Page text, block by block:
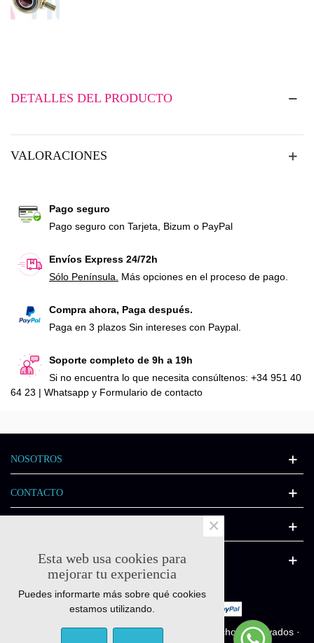
DETALLES DEL PRODUCTO
VALORACIONES
Pago seguro
Pago seguro con Tarjeta, Bizum o PayPal
Envíos Express 24/72h
Sólo Península. Más opciones en el proceso de pago.
Compra ahora, Paga después.
Paga en 3 plazos Sin intereses con Paypal.
Soporte completo de 9h a 19h
Si no encuentra lo que necesita consúltenos: +34 951 40
64 23 | Whatsapp y Formulario de contacto
NOSOTROS
CONTACTO
CATÁLOGO
© Quick-fitness.es 2011-2025 - Todos los derechos reservados ·
Esta web usa cookies para
mejorar tu experiencia
Puedes informarte más sobre qué cookies
estamos utilizando.
×